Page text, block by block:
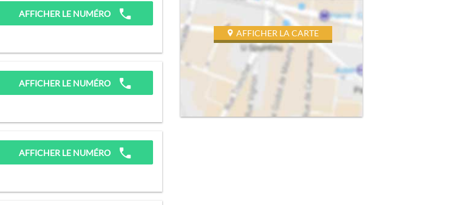
AFFICHER LE NUMÉRO
AFFICHER LE NUMÉRO
AFFICHER LE NUMÉRO
AFFICHER LA CARTE